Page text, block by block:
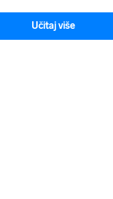
Učitaj više